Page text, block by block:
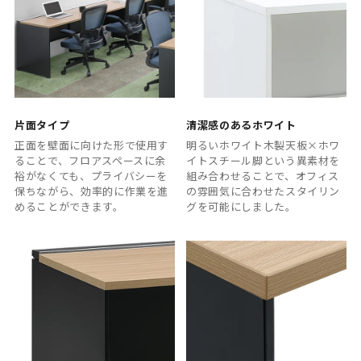
片面タイプ
正面を壁面に向けた形で使用す
ることで、フロアスペースに余
裕がなくても、プライバシーを
保ちながら、効率的に作業を進
めることができます。
清潔感のあるホワイト
明るいホワイト木製天板×ホワ
イトスチール脚という異素材を
組み合わせることで、オフィス
の雰囲気に合わせたスタイリン
グを可能にしました。